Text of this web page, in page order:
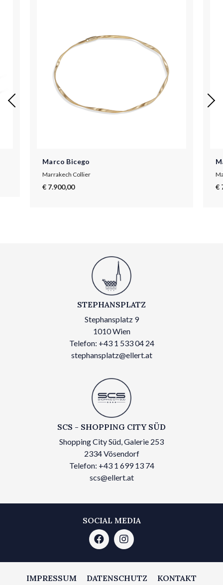
Marco Bicego
Marrakech Collier
€ 7.900,00 €
STEPHANSPLATZ
Stephansplatz 9
1010 Wien
Telefon: +43 1 533 04 24
stephansplatz@ellert.at
SCS - SHOPPING CITY SÜD
Shopping City Süd, Galerie 253
2334 Vösendorf
Telefon: +43 1 699 13 74
scs@ellert.at
SOCIAL MEDIA
IMPRESSUM DATENSCHUTZ KONTAKT